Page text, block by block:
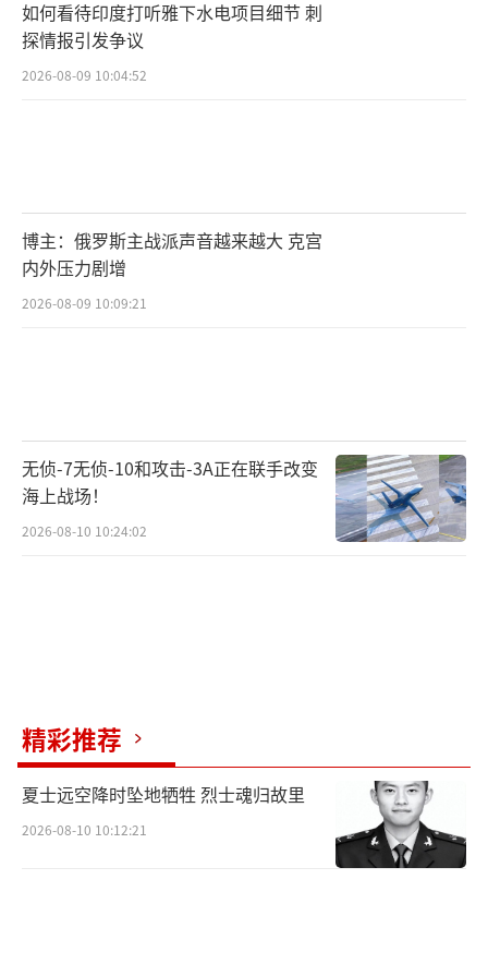
如何看待印度打听雅下水电项目细节 刺
探情报引发争议
2026-08-09 10:04:52
博主：俄罗斯主战派声音越来越大 克宫
内外压力剧增
2026-08-09 10:09:21
无侦-7无侦-10和攻击-3A正在联手改变
海上战场！
2026-08-10 10:24:02
精彩推荐
夏士远空降时坠地牺牲 烈士魂归故里
2026-08-10 10:12:21